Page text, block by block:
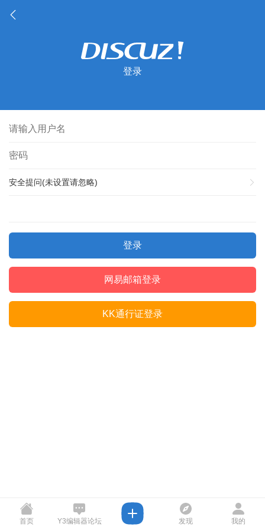
登录
安全提问(未设置请忽略)
登录
网易邮箱登录
KK通行证登录
首页 Y3编辑器论坛 发现 我的